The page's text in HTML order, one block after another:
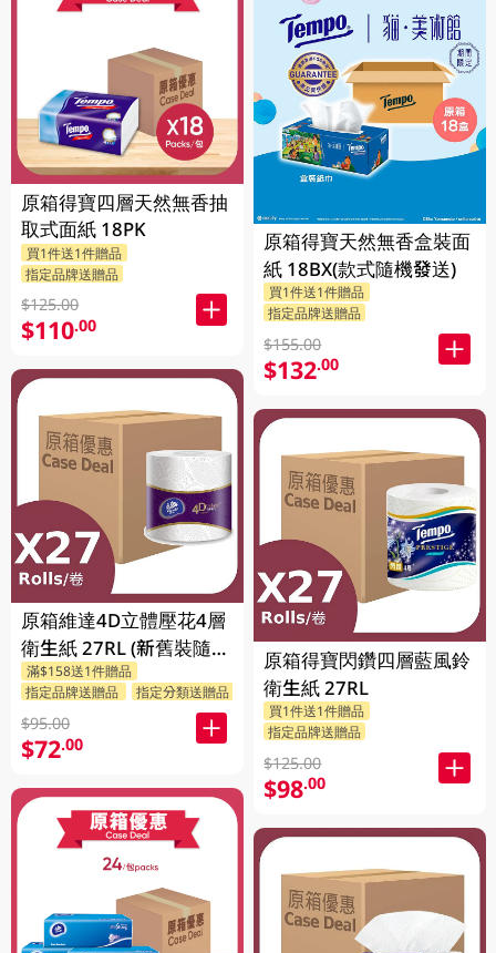
原箱得寶四層天然無香抽
取式面紙 18PK
買1件送1件贈品
指定品牌送贈品
$125.00
$110.00
原箱維達4D立體壓花4層
衛生紙 27RL (新舊裝隨機
送出)
滿$158送1件贈品
指定品牌送贈品
指定分類送贈品
$95.00
$72.00
原箱得寶天然無香盒裝面
紙 18BX(款式隨機發送)
買1件送1件贈品
指定品牌送贈品
$155.00
$132.00
原箱得寶閃鑽四層藍風鈴
衛生紙 27RL
買1件送1件贈品
指定品牌送贈品
$125.00
$98.00